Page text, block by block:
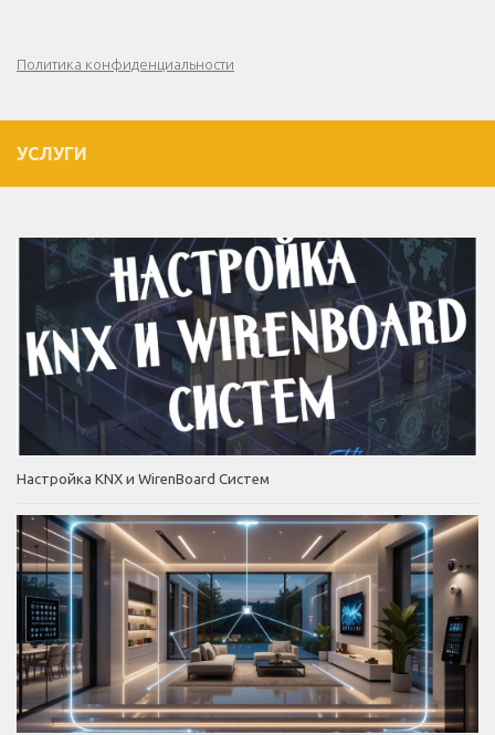
Политика конфиденциальности
УСЛУГИ
Настройка KNX и WirenBoard Систем